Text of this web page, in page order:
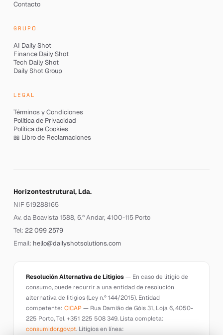
Contacto
GRUPO
AI Daily Shot
Finance Daily Shot
Tech Daily Shot
Daily Shot Group
LEGAL
Términos y Condiciones
Política de Privacidad
Política de Cookies
📖 Libro de Reclamaciones
Horizontestrutural, Lda.
NIF 519288165
Av. da Boavista 1588, 6.º Andar, 4100-115 Porto
Tel: 22 099 2579
Email: hello@dailyshotsolutions.com
Resolución Alternativa de Litigios— En caso de litigio de
consumo, puede recurrir a una entidad de resolución
alternativa de litigios (Ley n.º 144/2015). Entidad
competente: CICAP— Rua Damião de Góis 31, Loja 6, 4050-
225 Porto, Tel. +351 225 508 349. Lista completa:
consumidor.gov.pt. Litigios en línea: